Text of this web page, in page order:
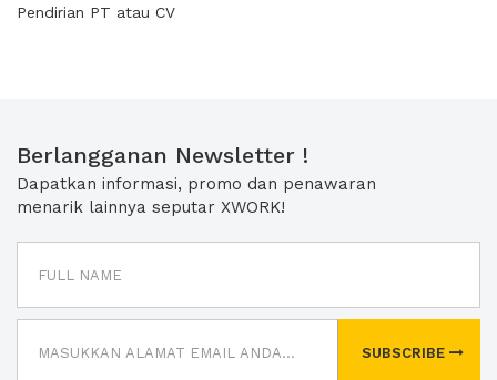
Pendirian PT atau CV
Berlangganan Newsletter !
Dapatkan informasi, promo dan penawaran
menarik lainnya seputar XWORK!
SUBSCRIBE